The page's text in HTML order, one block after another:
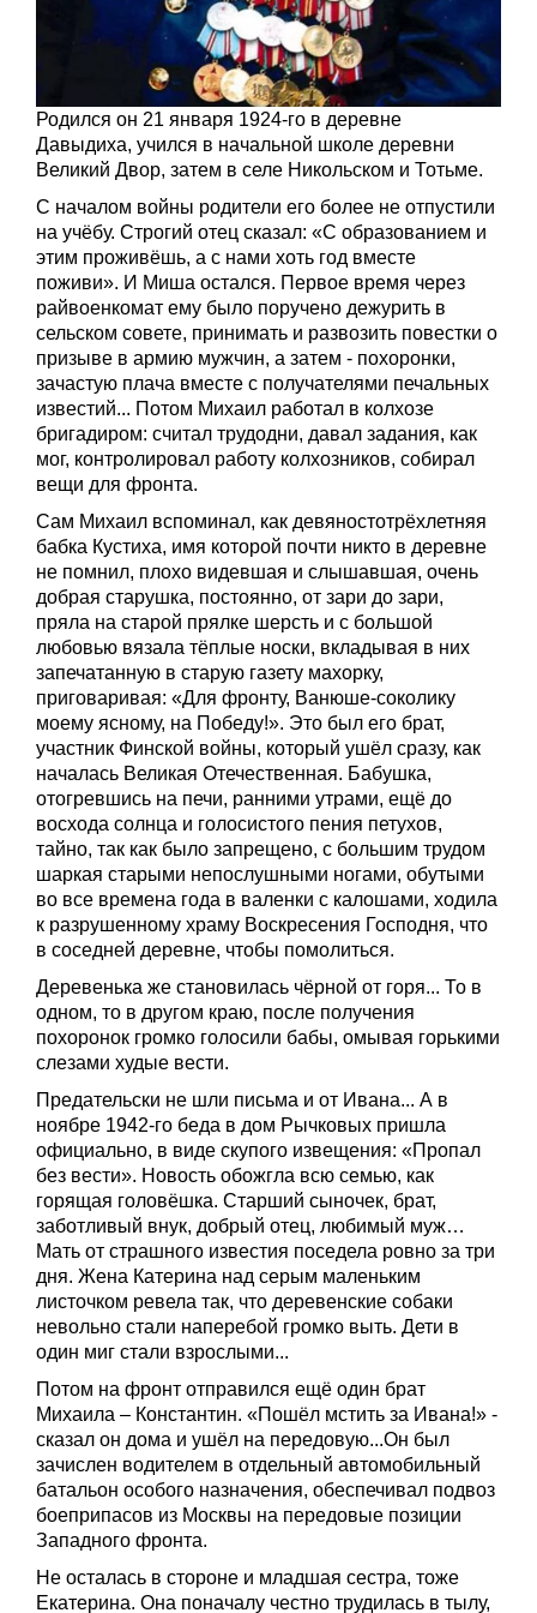
Родился он 21 января 1924-го в деревне
Давыдиха, учился в начальной школе деревни
Великий Двор, затем в селе Никольском и Тотьме.
С началом войны родители его более не отпустили
на учёбу. Строгий отец сказал: «С образованием и
этим проживёшь, а с нами хоть год вместе
поживи». И Миша остался. Первое время через
райвоенкомат ему было поручено дежурить в
сельском совете, принимать и развозить повестки о
призыве в армию мужчин, а затем - похоронки,
зачастую плача вместе с получателями печальных
известий... Потом Михаил работал в колхозе
бригадиром: считал трудодни, давал задания, как
мог, контролировал работу колхозников, собирал
вещи для фронта.
Сам Михаил вспоминал, как девяностотрёхлетняя
бабка Кустиха, имя которой почти никто в деревне
не помнил, плохо видевшая и слышавшая, очень
добрая старушка, постоянно, от зари до зари,
пряла на старой прялке шерсть и с большой
любовью вязала тёплые носки, вкладывая в них
запечатанную в старую газету махорку,
приговаривая: «Для фронту, Ванюше-соколику
моему ясному, на Победу!». Это был его брат,
участник Финской войны, который ушёл сразу, как
началась Великая Отечественная. Бабушка,
отогревшись на печи, ранними утрами, ещё до
восхода солнца и голосистого пения петухов,
тайно, так как было запрещено, с большим трудом
шаркая старыми непослушными ногами, обутыми
во все времена года в валенки с калошами, ходила
к разрушенному храму Воскресения Господня, что
в соседней деревне, чтобы помолиться.
Деревенька же становилась чёрной от горя... То в
одном, то в другом краю, после получения
похоронок громко голосили бабы, омывая горькими
слезами худые вести.
Предательски не шли письма и от Ивана... А в
ноябре 1942-го беда в дом Рычковых пришла
официально, в виде скупого извещения: «Пропал
без вести». Новость обожгла всю семью, как
горящая головёшка. Старший сыночек, брат,
заботливый внук, добрый отец, любимый муж…
Мать от страшного известия поседела ровно за три
дня. Жена Катерина над серым маленьким
листочком ревела так, что деревенские собаки
невольно стали наперебой громко выть. Дети в
один миг стали взрослыми...
Потом на фронт отправился ещё один брат
Михаила – Константин. «Пошёл мстить за Ивана!» -
сказал он дома и ушёл на передовую...Он был
зачислен водителем в отдельный автомобильный
батальон особого назначения, обеспечивал подвоз
боеприпасов из Москвы на передовые позиции
Западного фронта.
Не осталась в стороне и младшая сестра, тоже
Екатерина. Она поначалу честно трудилась в тылу,